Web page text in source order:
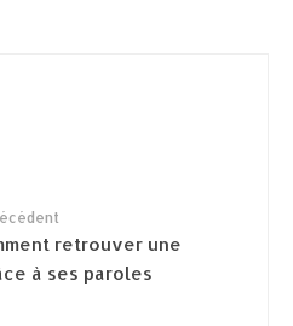
retrouver une
à ses paroles